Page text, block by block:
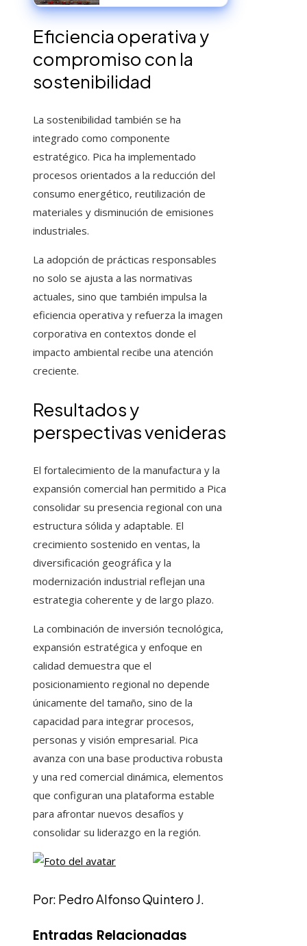
crecimiento exportador
Eficiencia operativa y
compromiso con la
sostenibilidad
La sostenibilidad también se ha
integrado como componente
estratégico. Pica ha implementado
procesos orientados a la reducción del
consumo energético, reutilización de
materiales y disminución de emisiones
industriales.
La adopción de prácticas responsables
no solo se ajusta a las normativas
actuales, sino que también impulsa la
eficiencia operativa y refuerza la imagen
corporativa en contextos donde el
impacto ambiental recibe una atención
creciente.
Resultados y
perspectivas venideras
El fortalecimiento de la manufactura y la
expansión comercial han permitido a Pica
consolidar su presencia regional con una
estructura sólida y adaptable. El
crecimiento sostenido en ventas, la
diversificación geográfica y la
modernización industrial reflejan una
estrategia coherente y de largo plazo.
La combinación de inversión tecnológica,
expansión estratégica y enfoque en
calidad demuestra que el
posicionamiento regional no depende
únicamente del tamaño, sino de la
capacidad para integrar procesos,
personas y visión empresarial. Pica
avanza con una base productiva robusta
y una red comercial dinámica, elementos
que configuran una plataforma estable
para afrontar nuevos desafíos y
consolidar su liderazgo en la región.
Por: Pedro Alfonso Quintero J.
Entradas Relacionadas